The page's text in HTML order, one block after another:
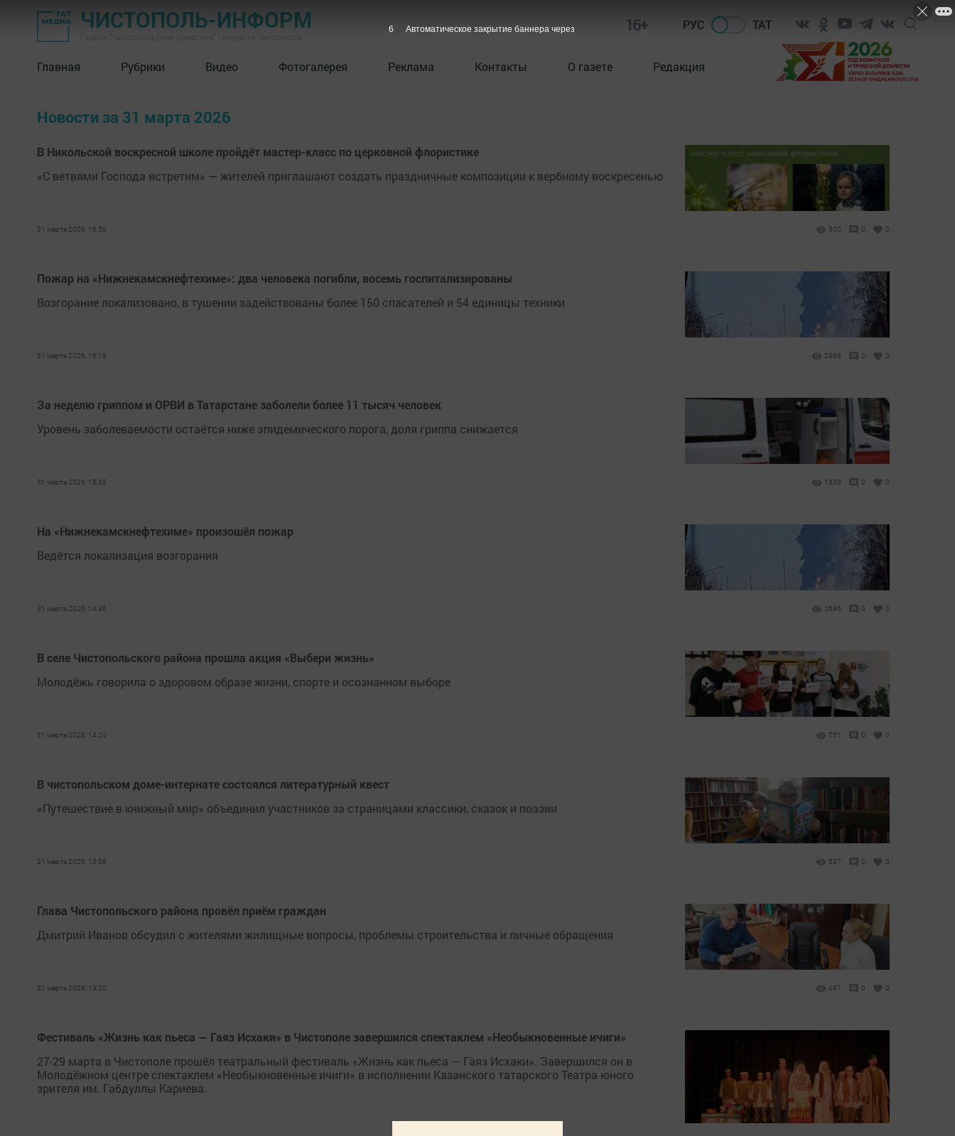
ЧИСТОПОЛЬ-ИНФОРМ 16+ РУС ТАТ
Главная Рубрики Видео Фотогалерея Реклама Контакты О газете Редакция
Новости за 31 марта 2026
В Никольской воскресной школе пройдёт мастер-класс по церковной флористике
«С ветвями Господа встретим» — жителей приглашают создать праздничные композиции к вербному воскресенью
31 марта 2026, 16:50 500 0 0
Пожар на «Нижнекамскнефтехиме»: два человека погибли, восемь госпитализированы
Возгорание локализовано, в тушении задействованы более 150 спасателей и 54 единицы техники
31 марта 2026, 16:19 2988 0 0
За неделю гриппом и ОРВИ в Татарстане заболели более 11 тысяч человек
Уровень заболеваемости остаётся ниже эпидемического порога, доля гриппа снижается
31 марта 2026, 15:35 1339 0 0
На «Нижнекамскнефтехиме» произошёл пожар
Ведётся локализация возгорания
31 марта 2026, 14:36 2696 0 0
В селе Чистопольского района прошла акция «Выбери жизнь»
Молодёжь говорила о здоровом образе жизни, спорте и осознанном выборе
31 марта 2026, 14:20 751 0 0
В чистопольском доме-интернате состоялся литературный квест
«Путешествие в книжный мир» объединил участников за страницами классики, сказок и поэзии
31 марта 2026, 13:56 537 0 0
Глава Чистопольского района провёл приём граждан
Дмитрий Иванов обсудил с жителями жилищные вопросы, проблемы строительства и личные обращения
31 марта 2026, 13:20 497 0 0
Фестиваль «Жизнь как пьеса — Гаяз Исхаки» в Чистополе завершился спектаклем «Необыкновенные ичиги»
27-29 марта в Чистополе прошёл театральный фестиваль «Жизнь как пьеса — Гаяз Исхаки». Завершился он в
Молодёжном центре спектаклем «Необыкновенные ичиги» в исполнении Казанского татарского Театра юного
зрителя им. Габдуллы Кариева.
5 Автоматическое закрытие баннера через